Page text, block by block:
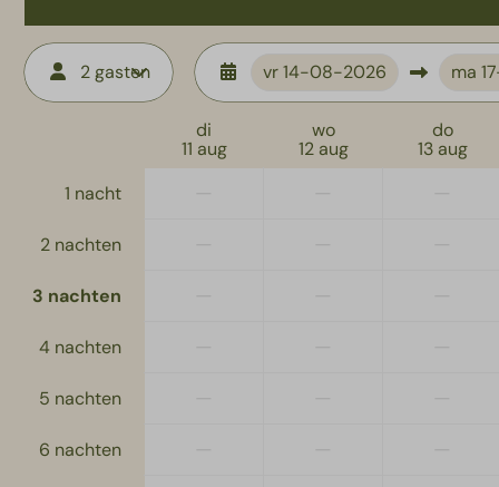
6e slaapkamer: Twee
eenpersoonsbedden en
ledikant
Kinderfaciliteiten
2 gasten vr14-08-2026 ma
di
11 aug
wo
12 aug
do
13 aug
1 nacht
2 nachten
3 nachten
4 nachten
5 nachten
6 nachten